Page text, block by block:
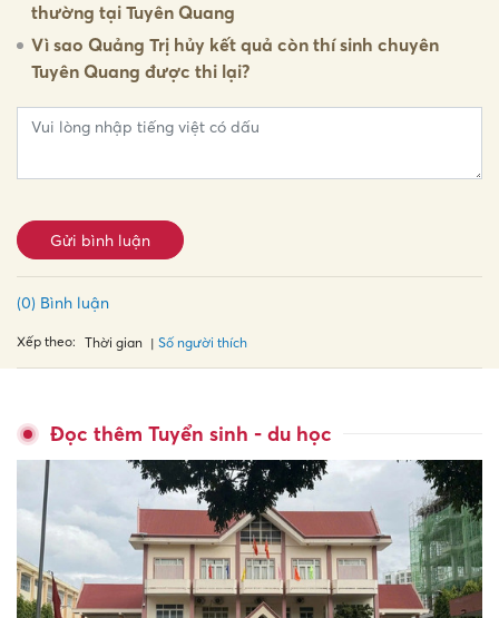
thường tại Tuyên Quang
Vì sao Quảng Trị hủy kết quả còn thí sinh chuyên
Tuyên Quang được thi lại?
Gửi bình luận
(0) Bình luận
Xếp theo: Thời gian Số người thích
Đọc thêm Tuyển sinh - du học